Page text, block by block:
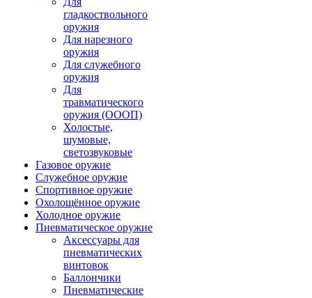
гладкоствольного
оружия
Для нарезного
оружия
Для служебного
оружия
Для
травматического
оружия (ОООП)
Холостые,
шумовые,
светозвуковые
Газовое оружие
Служебное оружие
Спортивное оружие
Охолощённое оружие
Холодное оружие
Пневматическое оружие
Аксессуары для
пневматических
винтовок
Баллончики
Пневматические